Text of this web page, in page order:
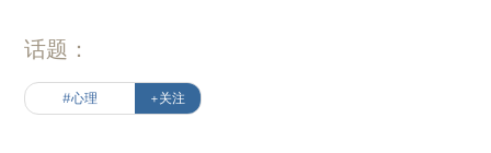
话题：
#心理 +关注